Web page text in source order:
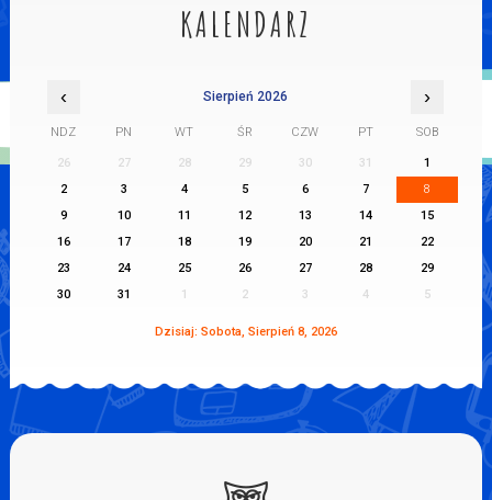
KALENDARZ
‹ Sierpień 2026 ›
NDZ PN WT ŚR CZW PT SOB
26 27 28 29 30 31
1
2
3 4 5 6 7
8
9
10 11 12 13 14
15
16
17 18 19 20 21
22
23
24 25 26 27 28
29
30
31 1 2 3 4 5
Dzisiaj: Sobota, Sierpień 8, 2026